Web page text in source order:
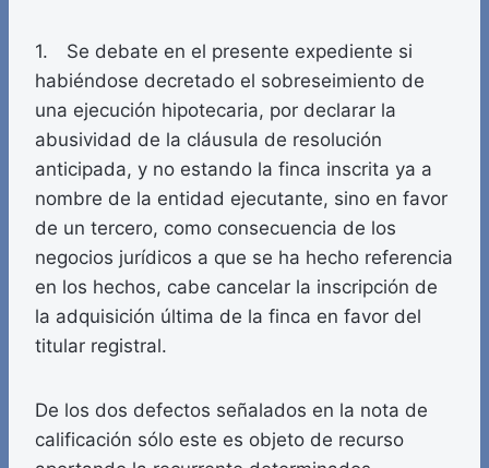
1. Se debate en el presente expediente si
habiéndose decretado el sobreseimiento de
una ejecución hipotecaria, por declarar la
abusividad de la cláusula de resolución
anticipada, y no estando la finca inscrita ya a
nombre de la entidad ejecutante, sino en favor
de un tercero, como consecuencia de los
negocios jurídicos a que se ha hecho referencia
en los hechos, cabe cancelar la inscripción de
la adquisición última de la finca en favor del
titular registral.
De los dos defectos señalados en la nota de
calificación sólo este es objeto de recurso